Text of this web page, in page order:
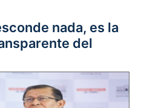
nada, es la
del